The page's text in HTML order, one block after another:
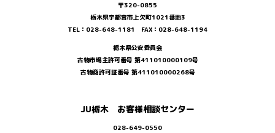
〒320-0855
栃木県宇都宮市上欠町1021番地3
TEL：028-648-1181 FAX：028-648-1194
栃木県公安委員会
古物市場主許可番号 第411010000109号
古物商許可証番号 第411010000268号
JU栃木 お客様相談センター
028-649-0550